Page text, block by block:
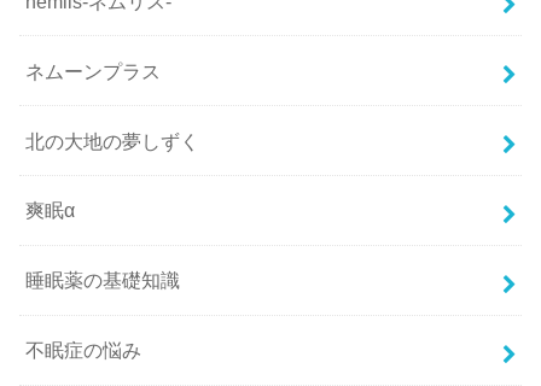
ネムーンプラス
北の大地の夢しずく
爽眠α
睡眠薬の基礎知識
不眠症の悩み